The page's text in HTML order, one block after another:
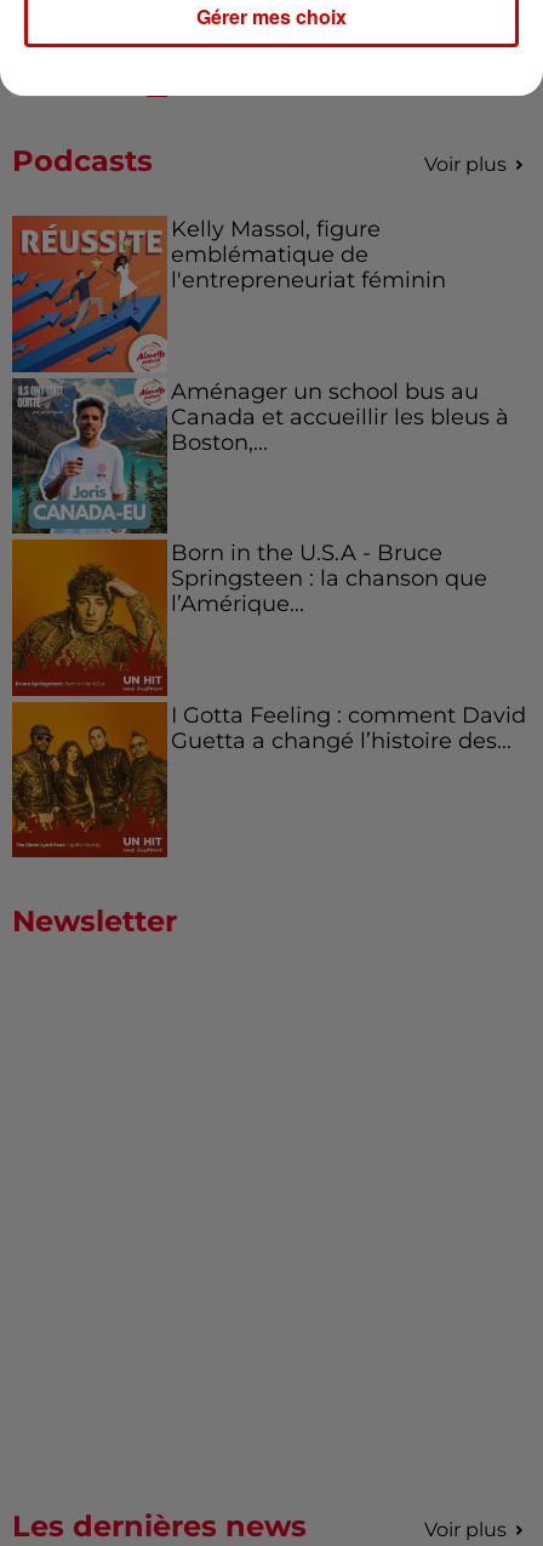
Podcasts Voir plus
Kelly Massol, figure
emblématique de
l'entrepreneuriat féminin
Aménager un school bus au
Canada et accueillir les bleus à
Boston,...
Born in the U.S.A - Bruce
Springsteen : la chanson que
l’Amérique...
I Gotta Feeling : comment David
Guetta a changé l’histoire des...
Newsletter
Les dernières news Voir plus
Gérer mes choix